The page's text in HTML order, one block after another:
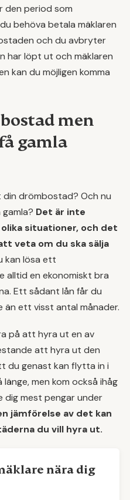
den period som
behöva betala mäklaren
och du avbryter
har löpt ut och mäklaren
kan du möjligen komma
men
gamla
drömbostad? Och nu
Det är inte
situationer, och det
veta om du ska sälja
kan lösa ett
alltid en ekonomiskt bra
Ett sådant lån får du
än ett visst antal månader.
på att hyra ut en av
att hyra ut den
du genast kan flytta in i
men kom också ihåg
dig mest pengar under
jämförelse av det kan
du vill hyra ut.
nära dig